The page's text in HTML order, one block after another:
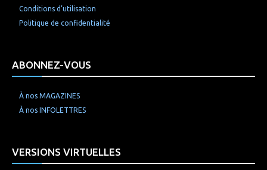
Conditions d’utilisation
Politique de confidentialité
ABONNEZ-VOUS
À nos MAGAZINES
À nos INFOLETTRES
VERSIONS VIRTUELLES